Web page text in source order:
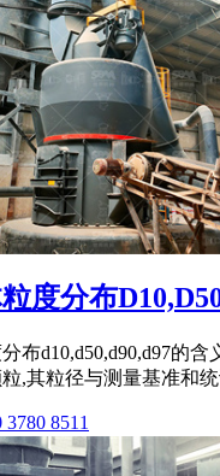
度分布
布d10,d50,d90,d97的
,其粒径与测量基准和
8511